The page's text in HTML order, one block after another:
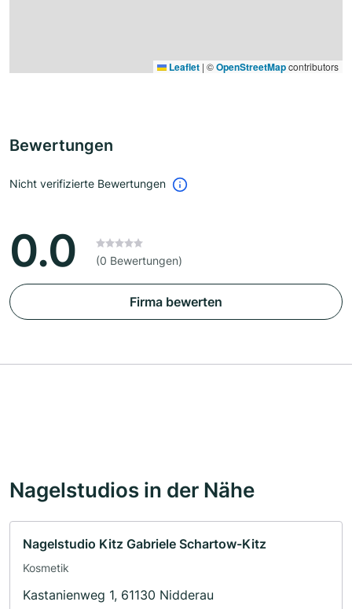
Leaflet | ©OpenStreetMapcontributors
Bewertungen
Nicht verifizierte Bewertungen
0.0 (0 Bewertungen)
Firma bewerten
Nagelstudios in der Nähe
Nagelstudio Kitz Gabriele Schartow-Kitz
Kosmetik
Kastanienweg 1, 61130 Nidderau